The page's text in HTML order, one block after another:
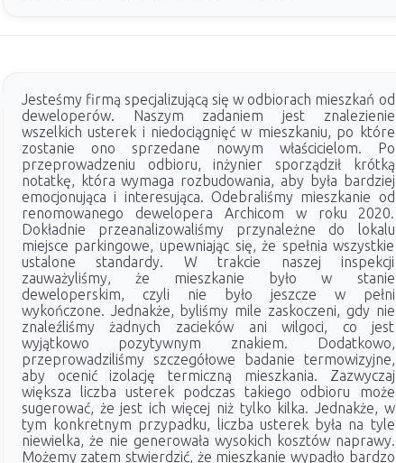
Jesteśmy firmą specjalizującą się w odbiorach mieszkań od
deweloperów. Naszym zadaniem jest znalezienie
wszelkich usterek i niedociągnięć w mieszkaniu, po które
zostanie ono sprzedane nowym właścicielom. Po
przeprowadzeniu odbioru, inżynier sporządził krótką
notatkę, która wymaga rozbudowania, aby była bardziej
emocjonująca i interesująca. Odebraliśmy mieszkanie od
renomowanego dewelopera Archicom w roku 2020.
Dokładnie przeanalizowaliśmy przynależne do lokalu
miejsce parkingowe, upewniając się, że spełnia wszystkie
ustalone standardy. W trakcie naszej inspekcji
zauważyliśmy, że mieszkanie było w stanie
deweloperskim, czyli nie było jeszcze w pełni
wykończone. Jednakże, byliśmy mile zaskoczeni, gdy nie
znaleźliśmy żadnych zacieków ani wilgoci, co jest
wyjątkowo pozytywnym znakiem. Dodatkowo,
przeprowadziliśmy szczegółowe badanie termowizyjne,
aby ocenić izolację termiczną mieszkania. Zazwyczaj
większa liczba usterek podczas takiego odbioru może
sugerować, że jest ich więcej niż tylko kilka. Jednakże, w
tym konkretnym przypadku, liczba usterek była na tyle
niewielka, że nie generowała wysokich kosztów naprawy.
Możemy zatem stwierdzić, że mieszkanie wypadło bardzo